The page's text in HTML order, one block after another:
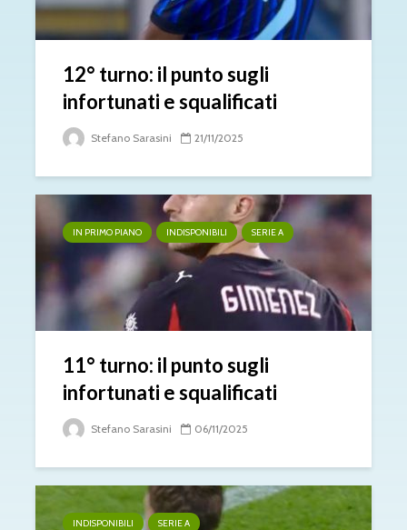
12° turno: il punto sugli
infortunati e squalificati
Stefano Sarasini 21/11/2025
IN PRIMO PIANO INDISPONIBILI SERIE A
11° turno: il punto sugli
infortunati e squalificati
Stefano Sarasini 06/11/2025
INDISPONIBILI SERIE A